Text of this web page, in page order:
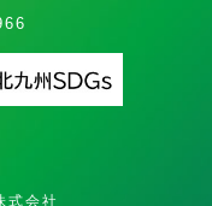
式会社